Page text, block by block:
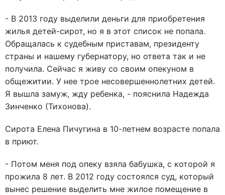
- В 2013 году выделили деньги для приобретения
жилья детей-сирот, но я в этот список не попала.
Обращалась к судебным приставам, президенту
страны и нашему губернатору, но ответа так и не
получила. Сейчас я живу со своим опекуном в
общежитии. У нее трое несовершеннолетних детей.
Я вышла замуж, жду ребенка, - пояснила Надежда
Зинченко (Тихонова).
Сирота Елена Пичугина в 10-летнем возрасте попала
в приют.
- Потом меня под опеку взяла бабушка, с которой я
прожила 8 лет. В 2012 году состоялся суд, который
вынес решение выделить мне жилое помещение в